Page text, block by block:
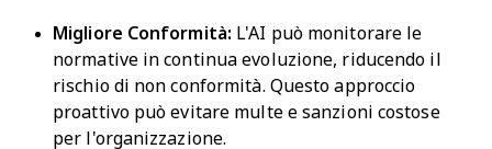
Migliore Conformità: L'AI può monitorare le
normative in continua evoluzione, riducendo il
rischio di non conformità. Questo approccio
proattivo può evitare multe e sanzioni costose
per l'organizzazione.